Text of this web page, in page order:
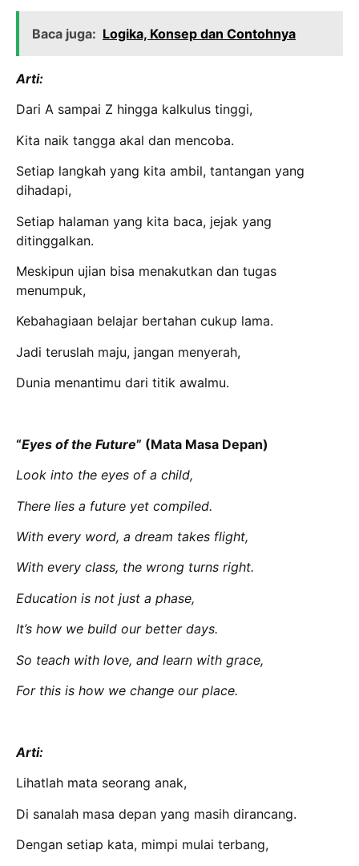
Baca juga: Logika, Konsep dan Contohnya
Arti:
Dari A sampai Z hingga kalkulus tinggi,
Kita naik tangga akal dan mencoba.
Setiap langkah yang kita ambil, tantangan yang
dihadapi,
Setiap halaman yang kita baca, jejak yang
ditinggalkan.
Meskipun ujian bisa menakutkan dan tugas
menumpuk,
Kebahagiaan belajar bertahan cukup lama.
Jadi teruslah maju, jangan menyerah,
Dunia menantimu dari titik awalmu.
“Eyes of the Future” (Mata Masa Depan)
Look into the eyes of a child,
There lies a future yet compiled.
With every word, a dream takes flight,
With every class, the wrong turns right.
Education is not just a phase,
It’s how we build our better days.
So teach with love, and learn with grace,
For this is how we change our place.
Arti:
Lihatlah mata seorang anak,
Di sanalah masa depan yang masih dirancang.
Dengan setiap kata, mimpi mulai terbang,